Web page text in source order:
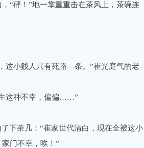
砰！”地一掌重重击在茶风上，茶碗连
小贱人只有死路—条。”崔光庭气的老
这种不幸，偏偏……”
下茶几：“崔家世代清白，现在全被这小
门不幸，唉！”